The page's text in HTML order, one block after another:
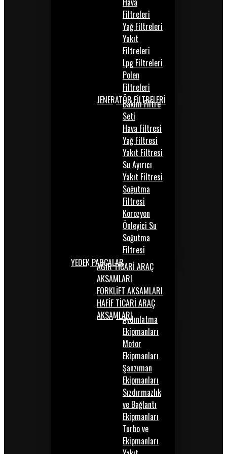
Filtreleri
Yağ Filtreleri
Yakıt
Filtreleri
Lpg Filtreleri
Polen
Filtreleri
JENERATÖR FİLTRELERİ
Bakım Filtre
Seti
Hava Filtresi
Yağ Filtresi
Yakıt Filtresi
Su Ayırıcı
Yakıt Filtresi
Soğutma
Filtresi
Korozyon
Önleyici Su
Soğutma
Filtresi
YEDEK PARÇALARAĞIR TİCARİ ARAÇ
AKSAMLARI
FORKLİFT AKSAMLARI
HAFİF TİCARİ ARAÇ
AKSAMLARIAydınlatma
Ekipmanları
Motor
Ekipmanları
Şanzıman
Ekipmanları
Sızdırmazlık
ve Bağlantı
Ekipmanları
Turbo ve
Ekipmanları